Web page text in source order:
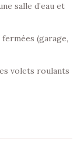
salle d’eau et
(garage,
volets roulants